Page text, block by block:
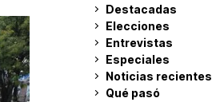
Destacadas
Elecciones
Entrevistas
Especiales
Noticias recientes
Qué pasó